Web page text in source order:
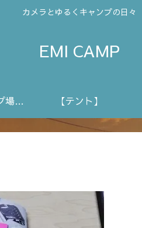
カメラとゆるくキャンプの日々
EMI CAMP
キャンプ/キャンプ場動画 【テント】